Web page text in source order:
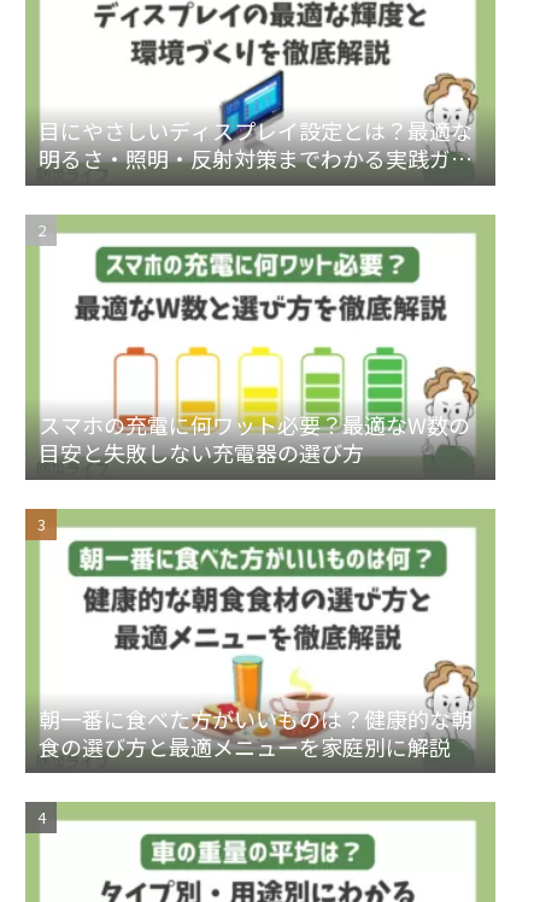
目にやさしいディスプレイ設定とは？最適な
明るさ・照明・反射対策までわかる実践ガイ
ド
スマホの充電に何ワット必要？最適なW数の
目安と失敗しない充電器の選び方
朝一番に食べた方がいいものは？健康的な朝
食の選び方と最適メニューを家庭別に解説